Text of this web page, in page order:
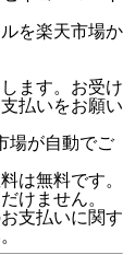
を楽天市場か
ます。お受け
払いをお願い
場が自動でご
は無料です。
けません。
支払いに関す